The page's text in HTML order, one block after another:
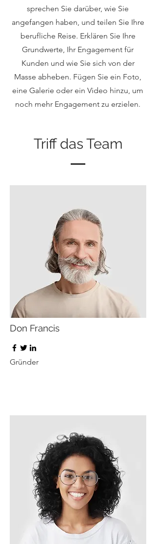
sprechen Sie darüber, wie Sie
angefangen haben, und teilen Sie Ihre
berufliche Reise. Erklären Sie Ihre
Grundwerte, Ihr Engagement für
Kunden und wie Sie sich von der
Masse abheben. Fügen Sie ein Foto,
eine Galerie oder ein Video hinzu, um
noch mehr Engagement zu erzielen.
Triff das Team
Don Francis
Gründer